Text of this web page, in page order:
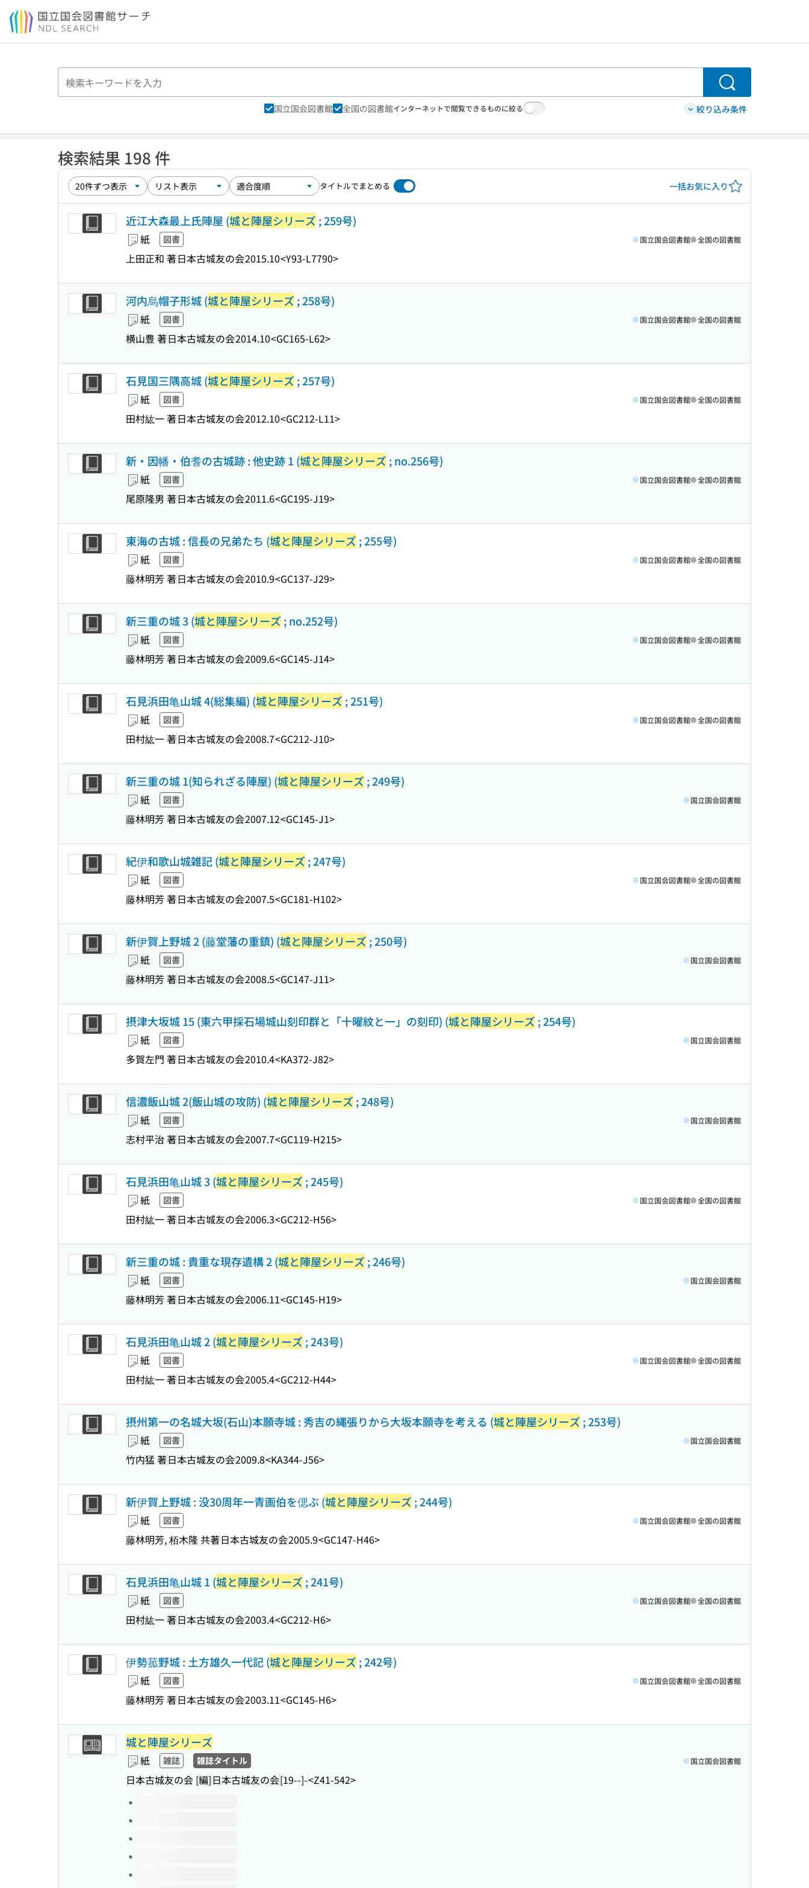
本文へ移動
検索
国立国会図書館 全国の図書館インターネットで閲覧できるものに絞る 絞り込み条件
検索結果 198 件
タイトルでまとめる 一括お気に入り
近江大森最上氏陣屋 (城と陣屋シリーズ ; 259号)
紙 図書
上田正和 著日本古城友の会2015.10<Y93-L7790>
国立国会図書館 全国の図書館
河内烏帽子形城 (城と陣屋シリーズ ; 258号)
紙 図書
横山豊 著日本古城友の会2014.10<GC165-L62>
国立国会図書館 全国の図書館
石見国三隅高城 (城と陣屋シリーズ ; 257号)
紙 図書
田村紘一 著日本古城友の会2012.10<GC212-L11>
国立国会図書館 全国の図書館
新・因幡・伯耆の古城跡 : 他史跡 1 (城と陣屋シリーズ ; no.256号)
紙 図書
尾原隆男 著日本古城友の会2011.6<GC195-J19>
国立国会図書館 全国の図書館
東海の古城 : 信長の兄弟たち (城と陣屋シリーズ ; 255号)
紙 図書
藤林明芳 著日本古城友の会2010.9<GC137-J29>
国立国会図書館 全国の図書館
新三重の城 3 (城と陣屋シリーズ ; no.252号)
紙 図書
藤林明芳 著日本古城友の会2009.6<GC145-J14>
国立国会図書館 全国の図書館
石見浜田亀山城 4(総集編) (城と陣屋シリーズ ; 251号)
紙 図書
田村紘一 著日本古城友の会2008.7<GC212-J10>
国立国会図書館 全国の図書館
新三重の城 1(知られざる陣屋) (城と陣屋シリーズ ; 249号)
紙 図書
藤林明芳 著日本古城友の会2007.12<GC145-J1>
国立国会図書館
紀伊和歌山城雑記 (城と陣屋シリーズ ; 247号)
紙 図書
藤林明芳 著日本古城友の会2007.5<GC181-H102>
国立国会図書館 全国の図書館
新伊賀上野城 2 (藤堂藩の重鎮) (城と陣屋シリーズ ; 250号)
紙 図書
藤林明芳 著日本古城友の会2008.5<GC147-J11>
国立国会図書館
摂津大坂城 15 (東六甲採石場城山刻印群と「十曜紋と一」の刻印) (城と陣屋シリーズ ; 254号)
紙 図書
多賀左門 著日本古城友の会2010.4<KA372-J82>
国立国会図書館
信濃飯山城 2(飯山城の攻防) (城と陣屋シリーズ ; 248号)
紙 図書
志村平治 著日本古城友の会2007.7<GC119-H215>
国立国会図書館
石見浜田亀山城 3 (城と陣屋シリーズ ; 245号)
紙 図書
田村紘一 著日本古城友の会2006.3<GC212-H56>
国立国会図書館 全国の図書館
新三重の城 : 貴重な現存遺構 2 (城と陣屋シリーズ ; 246号)
紙 図書
藤林明芳 著日本古城友の会2006.11<GC145-H19>
国立国会図書館
石見浜田亀山城 2 (城と陣屋シリーズ ; 243号)
紙 図書
田村紘一 著日本古城友の会2005.4<GC212-H44>
国立国会図書館 全国の図書館
摂州第一の名城大坂(石山)本願寺城 : 秀吉の縄張りから大坂本願寺を考える (城と陣屋シリーズ ; 253号)
紙 図書
竹内猛 著日本古城友の会2009.8<KA344-J56>
国立国会図書館
新伊賀上野城 : 没30周年一青画伯を偲ぶ (城と陣屋シリーズ ; 244号)
紙 図書
藤林明芳, 栢木隆 共著日本古城友の会2005.9<GC147-H46>
国立国会図書館 全国の図書館
石見浜田亀山城 1 (城と陣屋シリーズ ; 241号)
紙 図書
田村紘一 著日本古城友の会2003.4<GC212-H6>
国立国会図書館 全国の図書館
伊勢菰野城 : 土方雄久一代記 (城と陣屋シリーズ ; 242号)
紙 図書
藤林明芳 著日本古城友の会2003.11<GC145-H6>
国立国会図書館 全国の図書館
城と陣屋シリーズ
紙 雑誌 雑誌タイトル
日本古城友の会 [編]日本古城友の会[19--]-<Z41-542>
国立国会図書館
このタイトルの巻号